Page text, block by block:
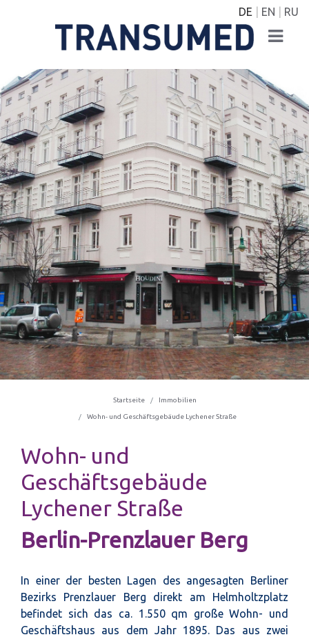
DE EN RU
Startseite Immobilien
Wohn- und Geschäftsgebäude Lychener Straße
Wohn- und
Geschäftsgebäude
Lychener Straße
Berlin-Prenzlauer Berg
In einer der besten Lagen des angesagten Berliner
Bezirks Prenzlauer Berg direkt am Helmholtzplatz
befindet sich das ca. 1.550 qm große Wohn- und
Geschäftshaus aus dem Jahr 1895. Das aus zwei